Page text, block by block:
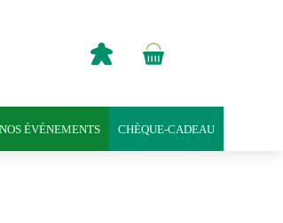
Panier
0,00
CHÈQUE-CADEAU
NOS ÉVÉNEMENTS